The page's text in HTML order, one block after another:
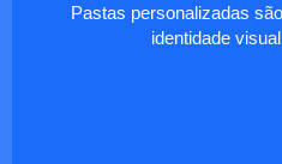
Pastas personalizadas
identidade